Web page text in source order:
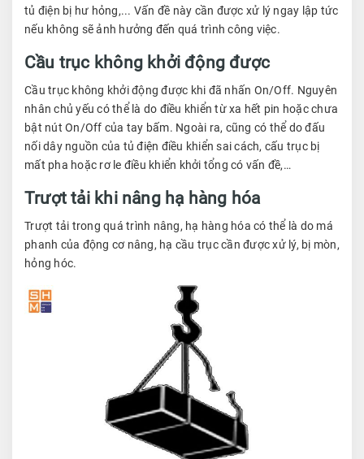
tủ điện bị hư hỏng,... Vấn đề này cần được xử lý ngay lập tức
nếu không sẽ ảnh hưởng đến quá trình công việc.
Cầu trục không khởi động được
Cầu trục không khởi động được khi đã nhấn On/Off. Nguyên
nhân chủ yếu có thể là do điều khiển từ xa hết pin hoặc chưa
bật nút On/Off của tay bấm. Ngoài ra, cũng có thể do đấu
nối dây nguồn của tủ điện điều khiển sai cách, cấu trục bị
mất pha hoặc rơ le điều khiển khởi tổng có vấn đề,…
Trượt tải khi nâng hạ hàng hóa
Trượt tải trong quá trình nâng, hạ hàng hóa có thể là do má
phanh của động cơ nâng, hạ cầu trục cần được xử lý, bị mòn,
hỏng hóc.